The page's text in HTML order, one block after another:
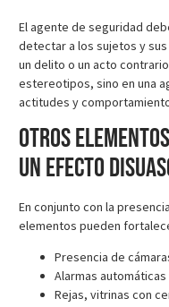
El agente de seguridad
detectar a los sujetos y
un delito o un acto
estereotipos, sino en una
actitudes y
Otros
un efecto
En conjunto con la
elementos pueden
Presencia de
Alarmas
Rejas, vitrinas con